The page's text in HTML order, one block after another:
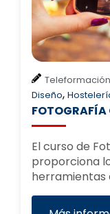
Teleformación
Diseño,
El curso de
proporciona
herramientas